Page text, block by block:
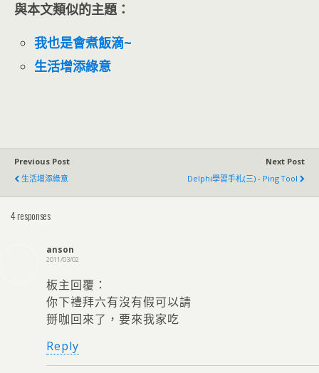
與本文類似的主題：
我也是會煮飯滴~
生活增添綠意
Previous Post
生活增添綠意
Next Post
Delphi學習手札(三) - Ping Tool
4 responses
anson
2011/03/02
板主回覆：
你下禮拜六有沒有假可以請
掰咖回來了，要來我家吃
Reply